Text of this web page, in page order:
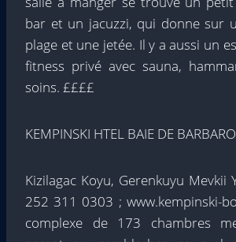
bar et un jacuzzi, qui donne sur
plage et une jetée. Il y a aussi un
fitness privé avec sauna,
soins. ££££
KEMPINSKI HTEL BAIE DE
Kizilagac Koyu, Gerenkuyu Mevkii
252 311 0303 ; www.kempinski-
complexe de 173 chambres